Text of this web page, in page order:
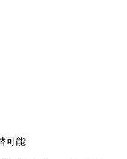
可能